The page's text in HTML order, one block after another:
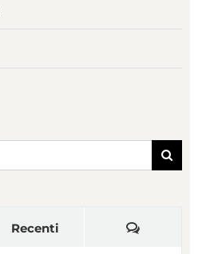
Recenti Commenti